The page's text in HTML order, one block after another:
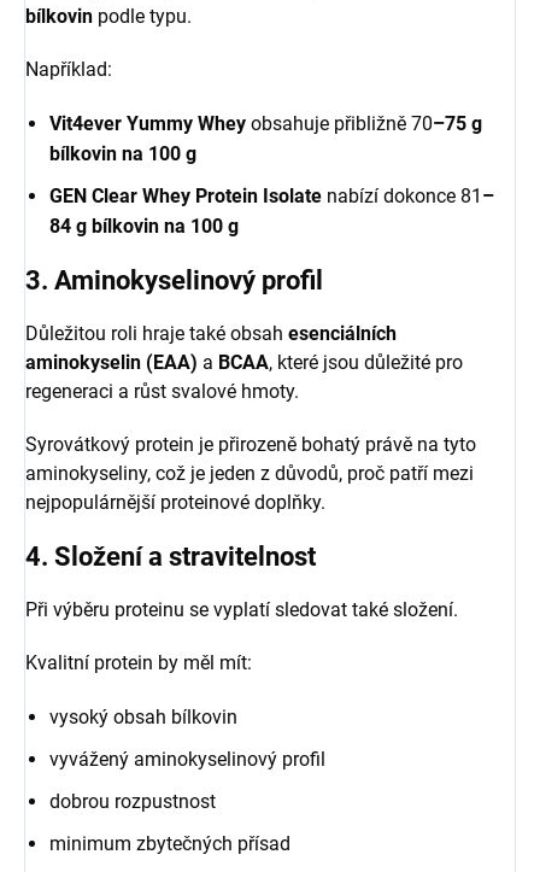
bílkovin podle typu.
Například:
Vit4ever Yummy Whey obsahuje přibližně 70–75 g
bílkovin na 100 g
GEN Clear Whey Protein Isolate nabízí dokonce 81 –
84 g bílkovin na 100 g
3. Aminokyselinový profil
Důležitou roli hraje také obsah esenciálních
aminokyselin (EAA) a BCAA, které jsou důležité pro
regeneraci a růst svalové hmoty.
Syrovátkový protein je přirozeně bohatý právě na tyto
aminokyseliny, což je jeden z důvodů, proč patří mezi
nejpopulárnější proteinové doplňky.
4. Složení a stravitelnost
Při výběru proteinu se vyplatí sledovat také složení.
Kvalitní protein by měl mít:
vysoký obsah bílkovin
vyvážený aminokyselinový profil
dobrou rozpustnost
minimum zbytečných přísad